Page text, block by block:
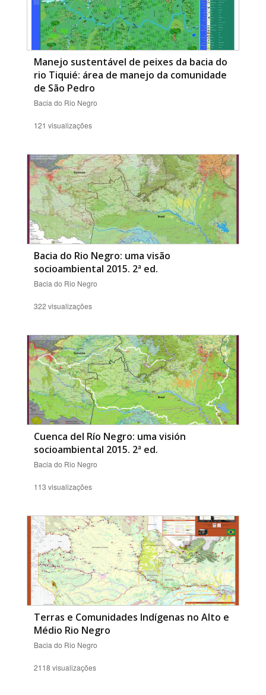
Manejo sustentável de peixes da bacia do
rio Tiquié: área de manejo da comunidade
de São Pedro
Bacia do Rio Negro
121 visualizações
Bacia do Rio Negro: uma visão
socioambiental 2015. 2ª ed.
Bacia do Rio Negro
322 visualizações
Cuenca del Río Negro: uma visión
socioambiental 2015. 2ª ed.
Bacia do Rio Negro
113 visualizações
Terras e Comunidades Indígenas no Alto e
Médio Rio Negro
Bacia do Rio Negro
2118 visualizações